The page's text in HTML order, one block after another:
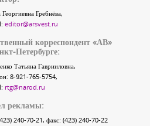
Гребнёва,
editor@arsvest.ru
корреспондент «АВ»
Петербурге:
Татьяна Гаврииловна,
8-921-765-5754,
rtg@narod.ru
рекламы:
240-70-21, факс: (423) 240-70-22